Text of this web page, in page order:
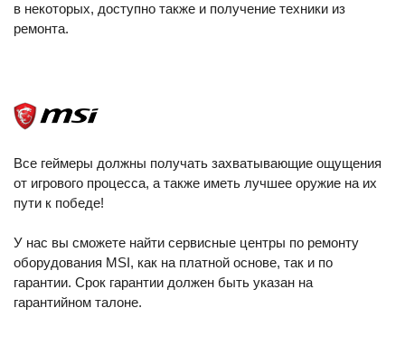
в некоторых, доступно также и получение техники из
ремонта.
Все геймеры должны получать захватывающие ощущения
от игрового процесса, а также иметь лучшее оружие на их
пути к победе!
У нас вы сможете найти сервисные центры по ремонту
оборудования MSI, как на платной основе, так и по
гарантии. Срок гарантии должен быть указан на
гарантийном талоне.